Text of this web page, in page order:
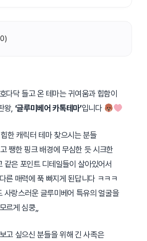
0)
다닥 들고 온 테마는 귀여움과 힙함이
왕, ‘글루미베어 카톡테마’입니다
한 캐릭터 테마 찾으시는 분들
쨍한 핑크 배경에 무심한 듯 시크한
같은 포인트 디테일들이 살아있어서
른 매력에 푹 빠지게 된답니다 ㅋㅋㅋ
사랑스러운 글루미베어 특유의 얼굴을
르게 심쿵,,
고 싶으신 분들을 위해 긴 사족은